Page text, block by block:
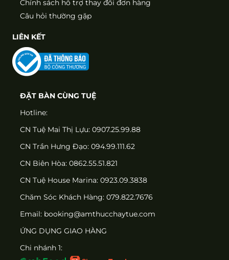
Chính sách hỗ trợ thay đổi đơn hàng
Câu hỏi thường gặp
LIÊN KẾT
ĐẶT BÀN CÙNG TUỆ
Hotline:
CN Tuệ Mai Thị Lựu: 0907.25.99.88
CN Trần Hưng Đạo: 094.99.111.62
CN Biên Hòa: 0862.55.51.821
CN Tuệ House Marina: 0923.09.3838
Chăm Sóc Khách Hàng: 079.822.7676
Email: booking@amthucchaytue.com
ỨNG DỤNG GIAO HÀNG
Chi nhánh 1: